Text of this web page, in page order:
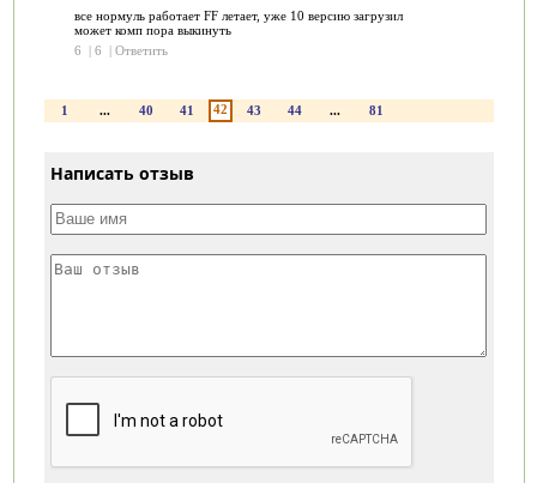
все нормуль работает FF летает, уже 10 версию загрузил
может комп пора выкинуть
6
| 6 | Ответить
1 ... 40 41 42 43 44 ... 81
Написать отзыв